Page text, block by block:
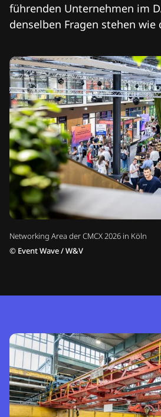
Networking Area der CMCX 2026 in Köln
© Event Wave / W&V
führenden Unternehmen im
denselben Fragen stehen wie